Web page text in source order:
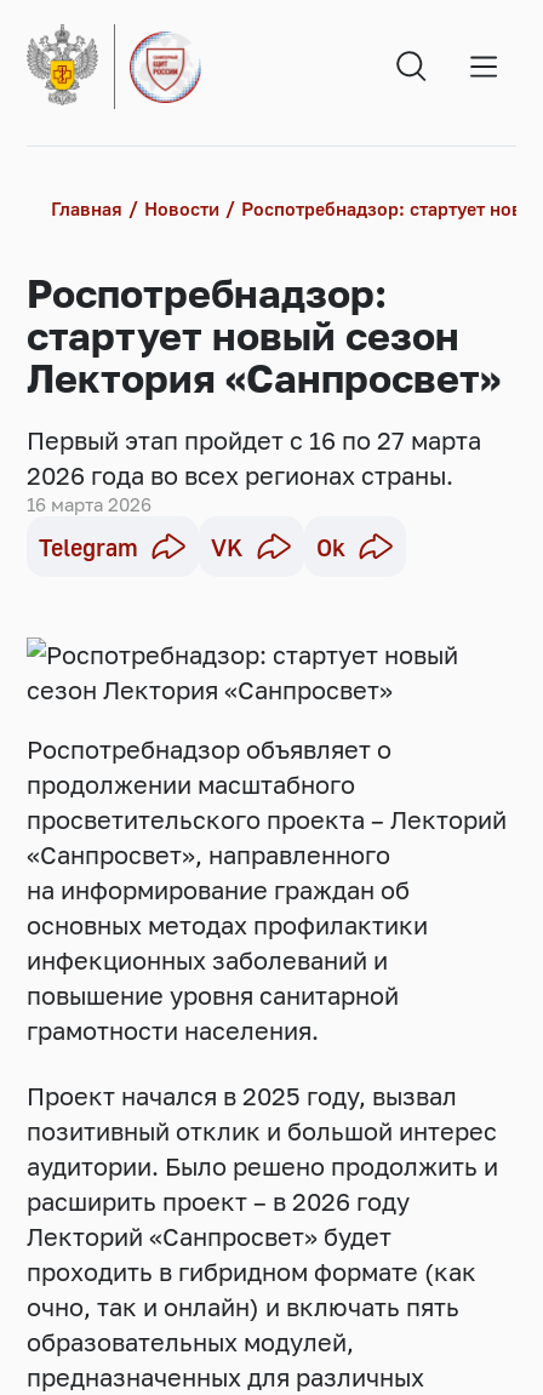
Главная Новости Роспотребнадзор: стартует
Роспотребнадзор:
стартует новый сезон
Лектория «Санпросвет»
Первый этап пройдет с 16 по 27 марта
2026 года во всех регионах страны.
16 марта 2026
Telegram VK Ok
Роспотребнадзор объявляет о
продолжении масштабного
просветительского проекта – Лекторий
«Санпросвет», направленного
на информирование граждан об
основных методах профилактики
инфекционных заболеваний и
повышение уровня санитарной
грамотности населения.
Проект начался в 2025 году, вызвал
позитивный отклик и большой интерес
аудитории. Было решено продолжить и
расширить проект – в 2026 году
Лекторий «Санпросвет» будет
проходить в гибридном формате (как
очно, так и онлайн) и включать пять
образовательных модулей,
предназначенных для различных